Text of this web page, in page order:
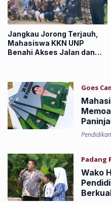
Jangkau Jorong Terjauh,
Mahasiswa KKN UNP
Benahi Akses Jalan dan
Goes
Padang
Wako